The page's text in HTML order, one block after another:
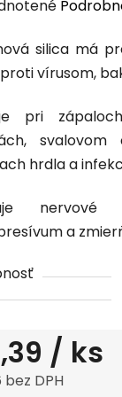
silica má
vírusom,
pri
hrdla a
a
/ ks
DPH